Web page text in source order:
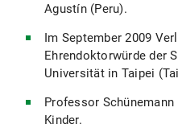
Agustín (Peru).
Im September 2009
Ehrendoktorwürde der
Universität in Taipei
Professor
Kinder.